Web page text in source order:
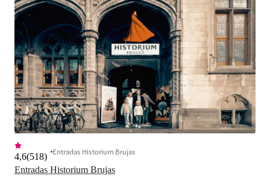
Entradas Historium Brujas
4,6(518) Entradas Historium Brujas